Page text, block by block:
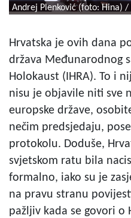
Andrej Plenković (foto: Hina) /
Hrvatska je ovih dana
država Međunarodnog
Holokaust (IHRA). To i
nisu je objavile niti sve
europske države,
nečim predsjedaju,
protokolu. Doduše,
svjetskom ratu bila
formalno, iako su je
na pravu stranu
pažljiv kada se govori o